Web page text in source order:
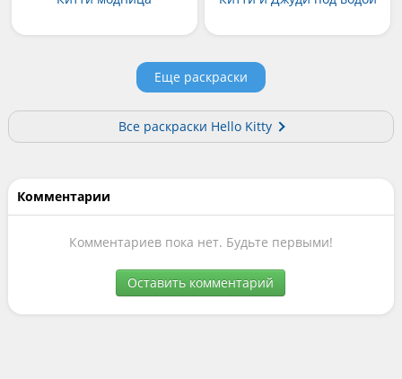
Еще раскраски
Все раскраски Hello Kitty
Комментарии
Комментариев пока нет. Будьте первыми!
Оставить комментарий